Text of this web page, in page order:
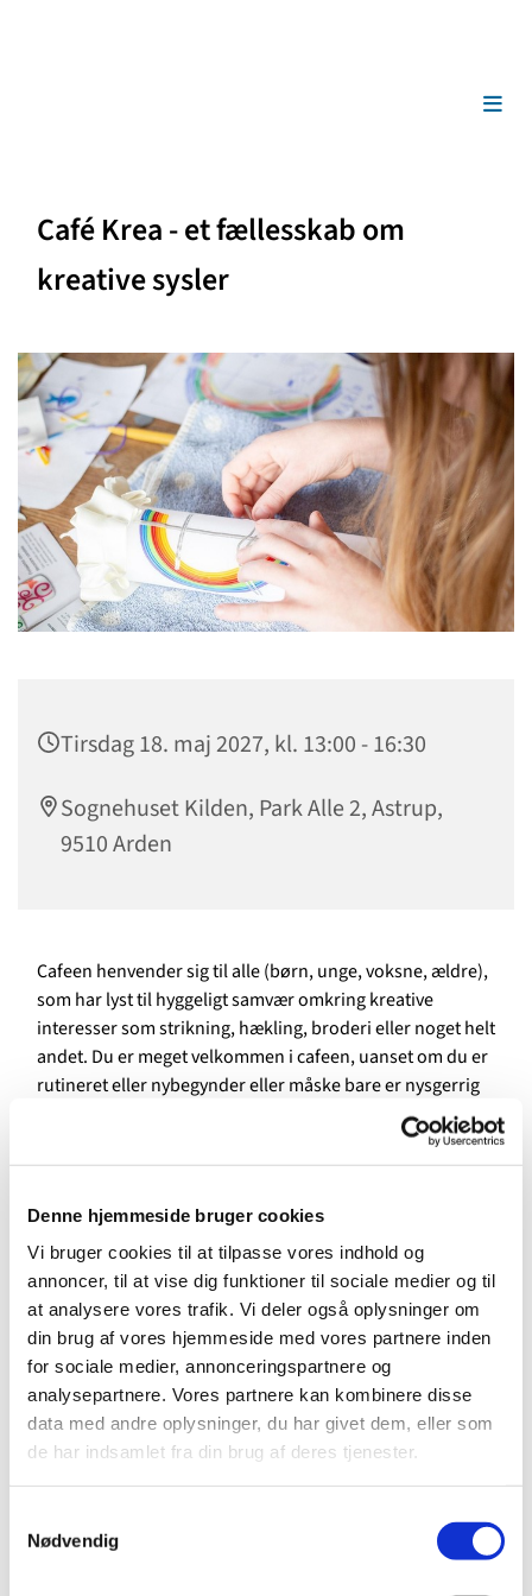
Denne hjemmeside bruger cookies
Vi bruger cookies til at tilpasse vores indhold og
annoncer, til at vise dig funktioner til sociale medier og til
at analysere vores trafik. Vi deler også oplysninger om
din brug af vores hjemmeside med vores partnere inden
for sociale medier, annonceringspartnere og
analysepartnere. Vores partnere kan kombinere disse
data med andre oplysninger, du har givet dem, eller som
de har indsamlet fra din brug af deres tjenester.
Nødvendig
Café Krea - et fællesskab om
kreative sysler
Tirsdag 18. maj 2027, kl. 13:00 - 16:30
Sognehuset Kilden, Park Alle 2, Astrup,
9510 Arden
Cafeen henvender sig til alle (børn, unge, voksne, ældre),
som har lyst til hyggeligt samvær omkring kreative
interesser som strikning, hækling, broderi eller noget helt
andet. Du er meget velkommen i cafeen, uanset om du er
rutineret eller nybegynder eller måske bare er nysgerrig
Du kan medbringe dit projekt og måske dele tips og
nybegynder uden noget projekt, er der god hjælp at
hente. Gitte Kjær og Ida Andreasen, som begge er erfarne
og særdeles dygtige ud i det kreative, vil stå klar med
ideer, gode råd og hjælp til at komme igang. Ida vil
således være en aktiv del af tilbuddet sammen med Gitte,
som er medlem af menighedsrådet.
Har du mod til at gå ombord i strikning af dåbsklude eller
fremstille ting til menighedsrådets bod og lotteri til det
årlige høstmarked, leverer kirken materialerne hertil.
rekvisitter til håndarbejde, som du ikke får brugt, må du